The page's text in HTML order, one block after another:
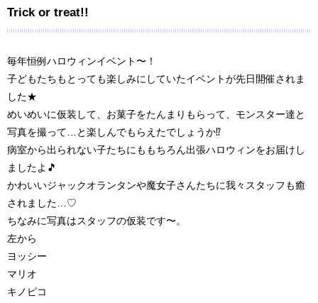
Trick or treat!!
毎年恒例ハロウィンイベント〜！
子どもたちもとっても楽しみにしていたイベントが先日開催されま
した★
めいめいに仮装して、お菓子をたんまりもらって、モンスター達と
写真を撮って…と楽しんでもらえたでしょうか⁉︎
病室から出られない子たちにももちろん出張ハロウィンをお届けし
ましたよ🎵
かわいいジャックオランタンや魔女子さんたちに我々スタッフも癒
されました…♡
ちなみに写真はスタッフの仮装です〜。
左から
ヨッシー
マリオ
キノピコ